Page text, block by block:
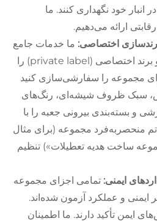
انبار خود نگهداری کنند. ما
ارائه می‌دهیم.
اختصاصی: ما خدمات جامع
برند سفید (white-label) و برند اختصاصی (private label) را
مجموعه را سفارشی‌سازی کنید
سبک ظروف شیشه‌ای، رنگ‌های
و بسته‌بندی بیرونی جعبه را با
منحصربه‌فرد مجموعه (برای مثال
ساخت هدیه تعطیلات») تنظیم
ایمنی: تمامی اجزای مجموعه
ایمنی و عملکرد آزمون شده‌اند.
ایمن تأکید دارند. ما اطمینان